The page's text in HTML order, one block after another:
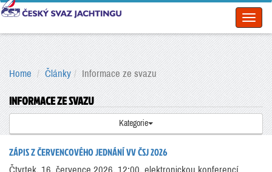
Home Články Informace ze svazu
INFORMACE ZE SVAZU
Kategorie
ZÁPIS Z ČERVENCOVÉHO JEDNÁNÍ VV ČSJ 2026
Čtvrtek, 16. července 2026, 12:00, elektronickou konferencí